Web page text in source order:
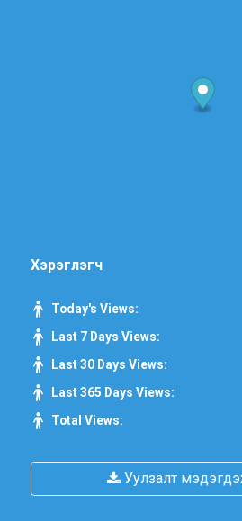
Хэрэглэгч
Today's Views:
Last 7 Days Views:
Last 30 Days Views:
Last 365 Days Views:
Total Views:
Уулзалт